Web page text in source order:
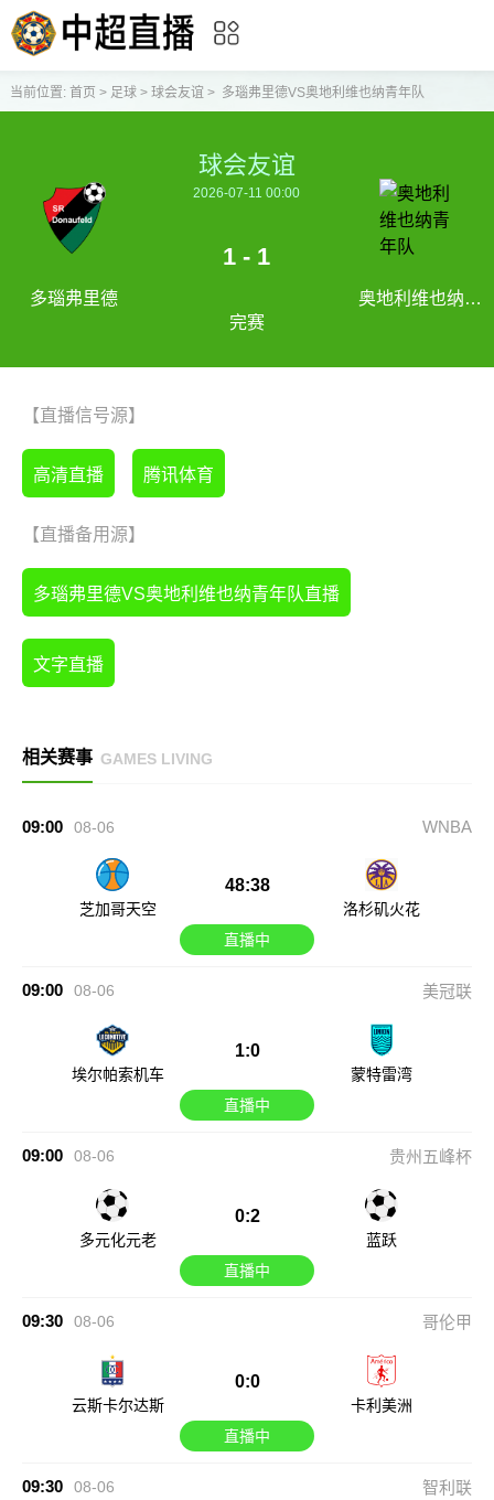
当前位置: 首页 > 足球> 球会友谊 > 多瑙弗里德VS奥地利维也纳青年队
多瑙弗里德
球会友谊
2026-07-11 00:00
1 - 1
完赛
奥地利维也纳青
【直播信号源】
高清直播 腾讯体育
【直播备用源】
多瑙弗里德VS奥地利维也纳青年队直播
文字直播
相关赛事 GAMES LIVING
09:00 08-06 WNBA
芝加哥天空
48:38
洛杉矶火花
直播中
09:00 08-06 美冠联
埃尔帕索机车
1:0
蒙特雷湾
直播中
09:00 08-06 贵州五峰杯
多元化元老
0:2
蓝跃
直播中
09:30 08-06 哥伦甲
云斯卡尔达斯
0:0
卡利美洲
直播中
09:30 08-06 智利联